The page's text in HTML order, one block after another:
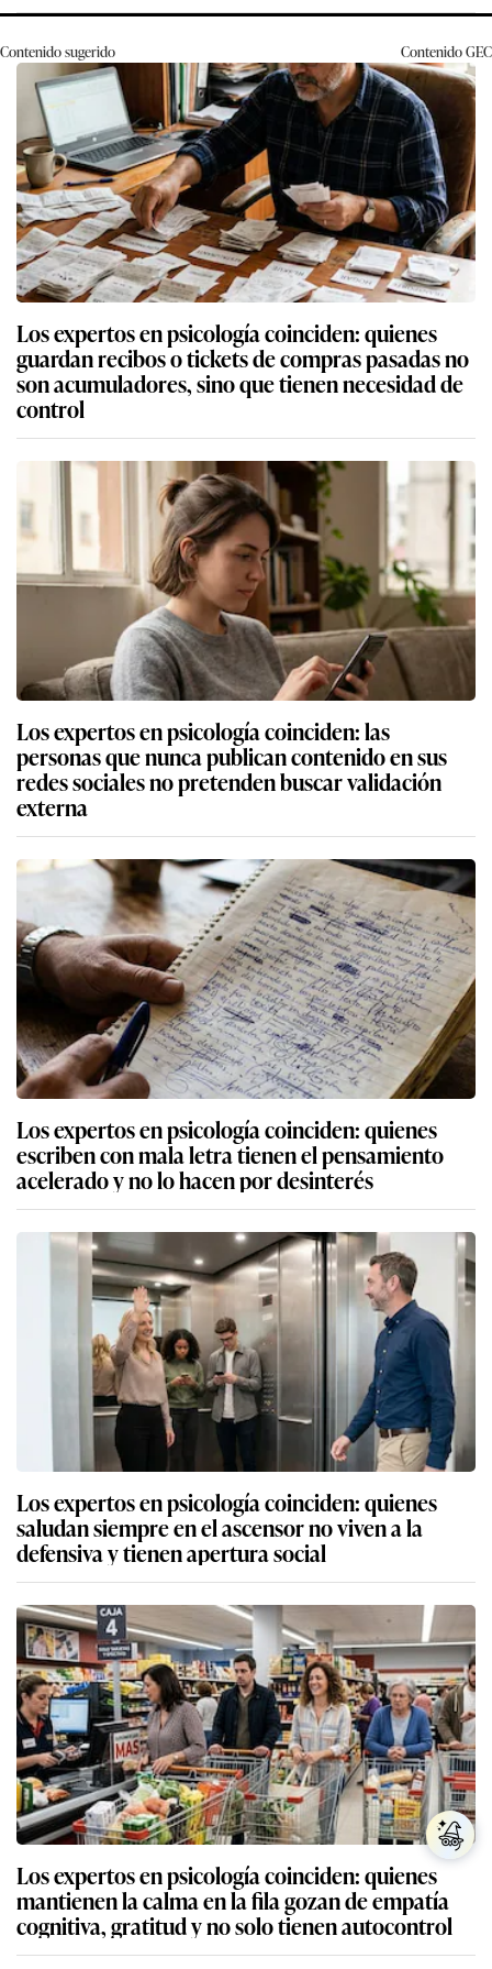
Contenido sugerido ContenidoGEC
Los expertos en psicología coinciden: quienes
guardan recibos o tickets de compras pasadas no
son acumuladores, sino que tienen necesidad de
control
Los expertos en psicología coinciden: las
personas que nunca publican contenido en sus
redes sociales no pretenden buscar validación
externa
Los expertos en psicología coinciden: quienes
escriben con mala letra tienen el pensamiento
acelerado y no lo hacen por desinterés
Los expertos en psicología coinciden: quienes
saludan siempre en el ascensor no viven a la
defensiva y tienen apertura social
Los expertos en psicología coinciden: quienes
mantienen la calma en la fila gozan de empatía
cognitiva, gratitud y no solo tienen autocontrol